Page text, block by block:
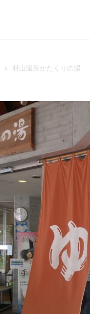
村山温泉かたくりの湯